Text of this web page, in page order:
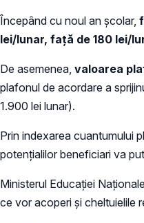
Începând cu noul an școlar,
lei/lunar, față de 180 lei/
De asemenea, valoarea
plafonul de acordare a
1.900 lei lunar).
Prin indexarea cuantumului
potențialilor beneficiari va
Ministerul Educației
ce vor acoperi și cheltuielile